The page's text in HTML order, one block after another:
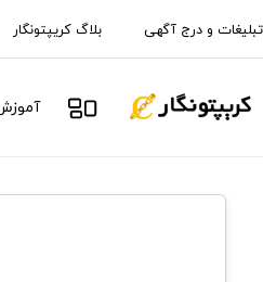
تبلیغات و درج آگهی بلاگ کریپتونگار